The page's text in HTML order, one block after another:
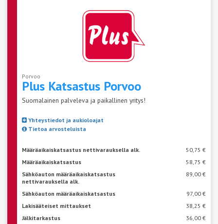
Porvoo
Plus Katsastus Porvoo
Suomalainen palveleva ja paikallinen yritys!
Yhteystiedot ja aukioloajat
Tietoa arvosteluista
Määräaikaiskatsastus nettivarauksella alk.
50,75 €
Määräaikaiskatsastus
58,75 €
Sähköauton määräaikaiskatsastus
nettivarauksella alk.
89,00 €
Sähköauton määräaikaiskatsastus
97,00 €
Lakisääteiset mittaukset
38,25 €
Jälkitarkastus
36,00 €